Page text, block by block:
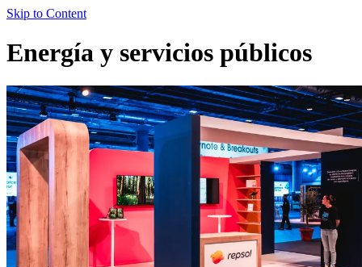
Skip to Content
Energía y servicios públicos